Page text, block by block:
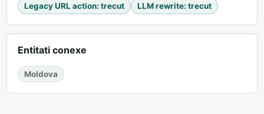
Legacy URL action: trecut LLM rewrite: trecut
Entitati conexe
Moldova